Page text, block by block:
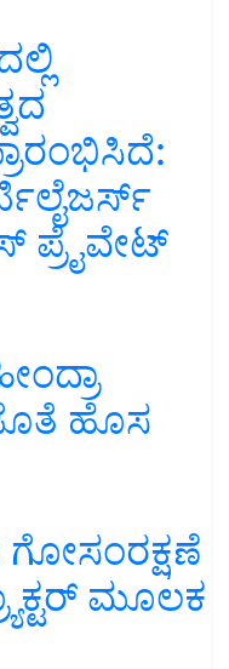
ಪ್ರೈವೇಟ್
ಹೊಸ
ಮೂಲಕ